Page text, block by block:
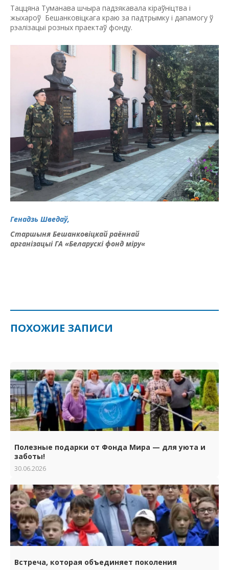
Таццяна Туманава шчыра падзякавала кіраўніцтва і
жыхароў Бешанковіцкага краю за падтрымку і дапамогу ў
рэалізацыі розных праектаў фонду.
Генадзь Шведаў,
Cтаршыня Бешанковіцкайраённай
арганізацыі ГА «Беларускіфонд міру«
ПОХОЖИЕ ЗАПИСИ
Полезные подарки от Фонда Мира — для уюта и
заботы!
30.06.2026
Встреча, которая объединяет поколения